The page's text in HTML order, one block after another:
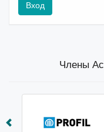
Вход
Члены